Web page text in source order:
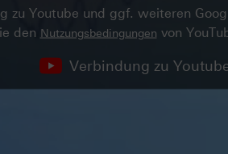
zu Youtube und ggf. weiteren
den Nutzungsbedingungen von
Verbindung zu